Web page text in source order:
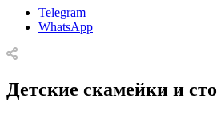
Telegram
WhatsApp
Детские скамейки и